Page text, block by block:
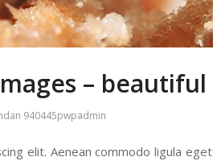
– beautiful
940445pwpadmin
elit. Aenean commodo ligula eget